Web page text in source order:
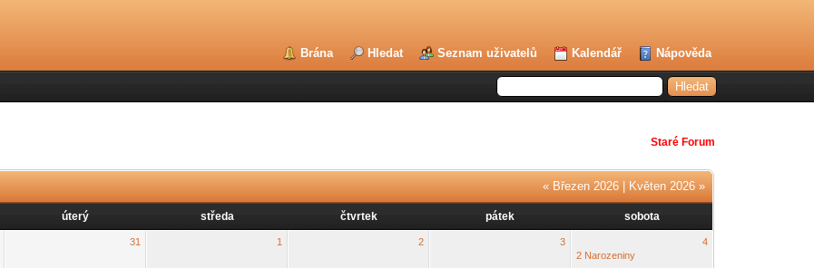
Brána Hledat Seznam uživatelů Kalendář Nápověda
Staré Forum
« Březen 2026 Květen 2026 »
úterý středa čtvrtek pátek sobota
31 1 2 3
4
2 Narozeniny